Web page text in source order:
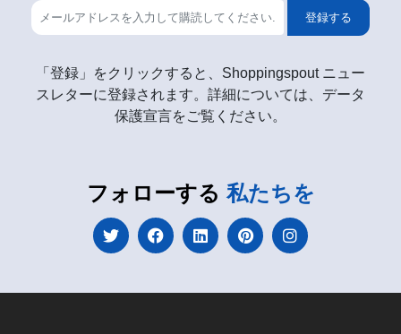
登録する
「登録」をクリックすると、Shoppingspout ニュー
スレターに登録されます。詳細については、データ
保護宣言をご覧ください。
フォローする 私たちを